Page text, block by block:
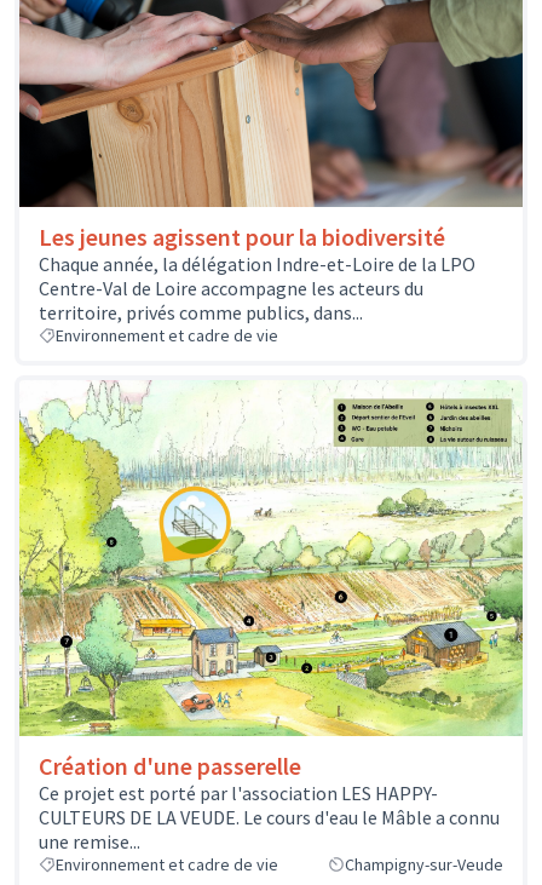
Les jeunes agissent pour la biodiversité
Chaque année, la délégation Indre-et-Loire de la LPO
Centre-Val de Loire accompagne les acteurs du
territoire, privés comme publics, dans...
Environnement et cadre de vie
Création d'une passerelle
Ce projet est porté par l'association LES HAPPY-
CULTEURS DE LA VEUDE. Le cours d'eau le Mâble a connu
une remise...
Environnement et cadre de vie Champigny-sur-Veude